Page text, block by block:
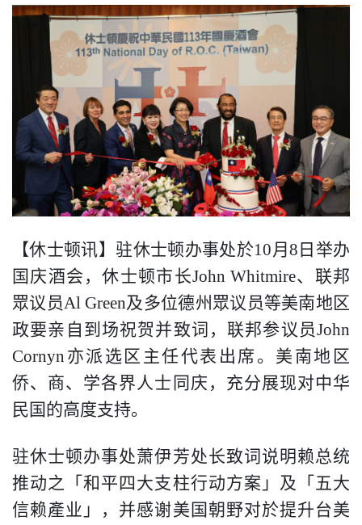
【休士顿讯】驻休士顿办事处於10月 8 日举办
国庆酒会，休士顿市长John Whitmire、 联邦
眾议员 Al Green及多位德州眾议员等美南地区
政要亲自到场祝贺并致词，联邦参议员John
Cornyn 亦派选区主任代表出席。 美南地区
侨、商、学各界人士同庆，充分展现对中华
民国的高度支持。
驻休士顿办事处萧伊芳处长致词说明赖总统
推动之
「和平四大支柱行动方案」及「五大
信赖產业」，并感谢美国朝野对於提升台美